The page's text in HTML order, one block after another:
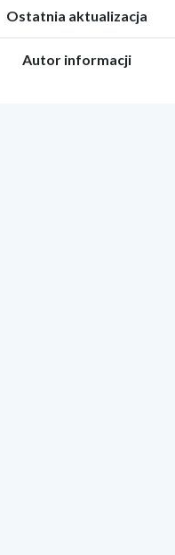
Ostatnia aktualizacja
Autor informacji